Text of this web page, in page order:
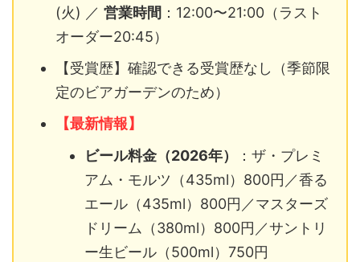
(火) ／ 営業時間 ：12:00〜21:00（ラスト
オーダー20:45）
【受賞歴】確認できる受賞歴なし（季節限
定のビアガーデンのため）
【最新情報】
ビール料金（2026年）
：ザ・プレミ
アム・モルツ（435ml）800円／香る
エール（435ml）800円／マスターズ
ドリーム（380ml）800円／サントリ
ー生ビール（500ml）750円